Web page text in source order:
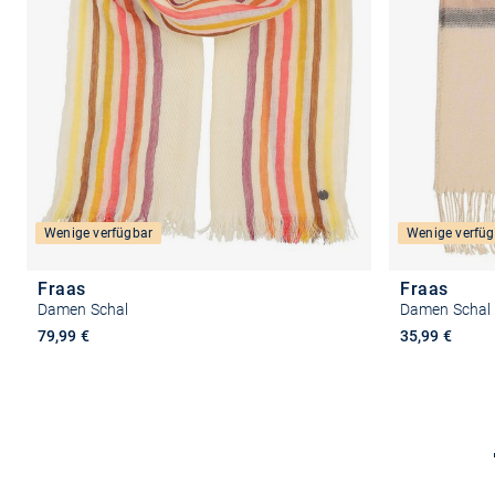
Wenige verfügbar
Fraas
Damen Schal
79,99 €
Wenige
Fraas
Damen Schal
35,99 €